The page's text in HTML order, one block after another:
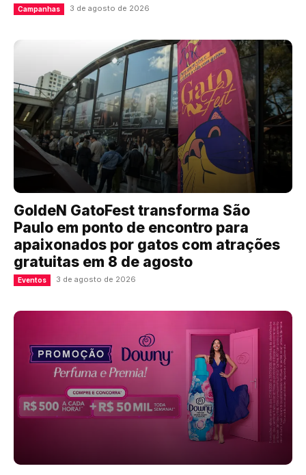
Campanhas 3 de agosto de 2026
GoldeN GatoFest transforma São
Paulo em ponto de encontro para
apaixonados por gatos com atrações
gratuitas em 8 de agosto
Eventos 3 de agosto de 2026